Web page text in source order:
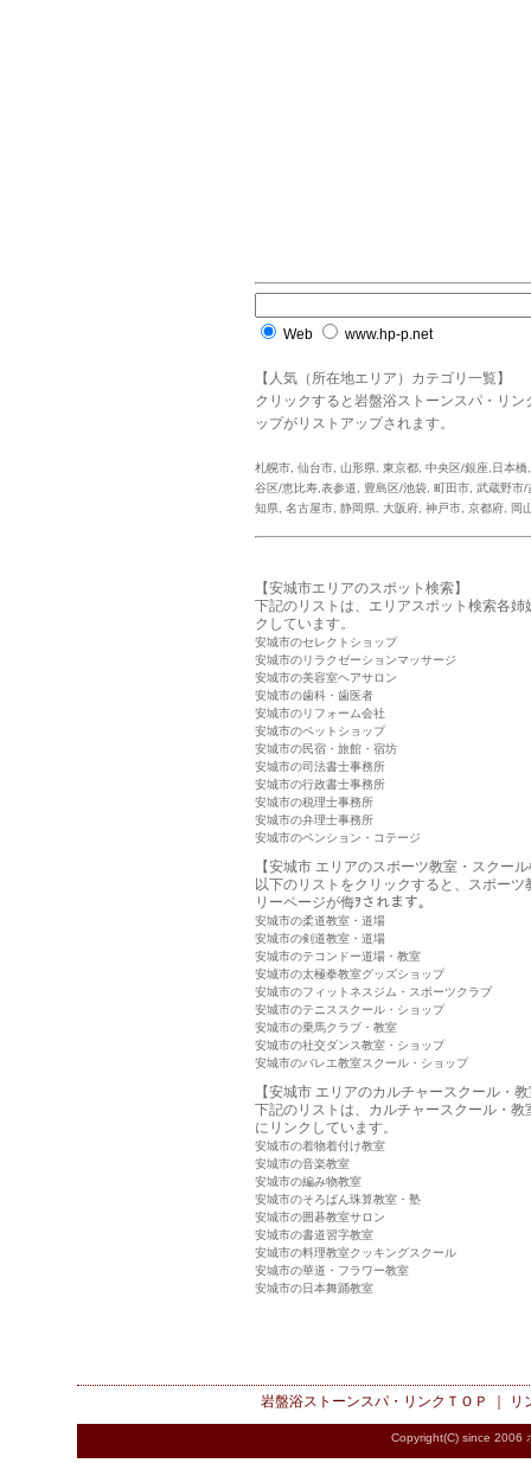
Web www.hp-p.net
【人気（所在地エリア）カテゴリ一覧】
クリックすると岩盤浴ストーンスパ・リ
ップがリストアップされます。
札幌市 仙台市 山形県 東京都 中央区/銀座,日本橋
谷区/恵比寿,表参道
豊島区/池袋 町田市 武蔵野市/
知県 名古屋市 静岡県 大阪府 神戸市 京都府 岡
【安城市エリアのスポット検索】
下記のリストは、エリアスポット検索各
クしています。
安城市のセレクトショップ
安城市のリラクゼーションマッサージ
安城市の美容室ヘアサロン
安城市の歯科・歯医者
安城市のリフォーム会社
安城市のペットショップ
安城市の民宿・旅館・宿坊
安城市の司法書士事務所
安城市の行政書士事務所
安城市の税理士事務所
安城市の弁理士事務所
安城市のペンション・コテージ
【安城市 エリアのスポーツ教室・スクー
以下のリストをクリックすると、スポー
リーページが侮ｦされます。
安城市の柔道教室・道場
安城市の剣道教室・道場
安城市のテコンドー道場・教室
安城市の太極拳教室グッズショップ
安城市のフィットネスジム・スポーツクラブ
安城市のテニススクール・ショップ
安城市の乗馬クラブ・教室
安城市の社交ダンス教室・ショップ
安城市のバレエ教室スクール・ショップ
【安城市 エリアのカルチャースクール・
下記のリストは、カルチャースクール・
にリンクしています。
安城市の着物着付け教室
安城市の音楽教室
安城市の編み物教室
安城市のそろばん珠算教室・塾
安城市の囲碁教室サロン
安城市の書道習字教室
安城市の料理教室クッキングスクール
安城市の華道・フラワー教室
安城市の日本舞踊教室
岩盤浴ストーンスパ・リンク ＴＯＰ ｜ リ
Copyright(C) since 2006